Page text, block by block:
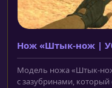
Нож «Штык-нож |
Модель ножа «Штык-нож
с зазубринами,